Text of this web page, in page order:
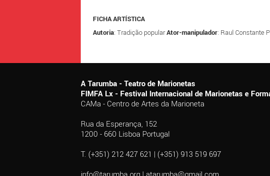
FICHA ARTÍSTICA
Autoria: Tradição popularAtor-manipulador: Raul Constante
A Tarumba - Teatro de Marionetas
FIMFA Lx - Festival Internacional de Marionetas e
CAMa - Centro de Artes da Marioneta
Rua da Esperança, 152
1200 - 660 Lisboa Portugal
T. (+351) 212 427 621 | (+351) 913 519 697
info@tarumba.org | atarumba@gmail.com